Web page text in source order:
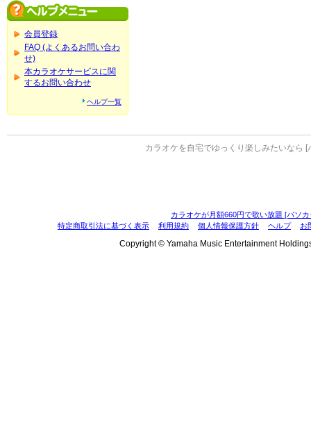
会員登録
FAQ (よくあるお問い合わ
せ)
本カラオケサービスに関
するお問い合わせ
ヘルプ一覧
カラオケを自宅でゆっくり楽しみたいなら [
カラオケが月額660円で歌い放題 [パソ
特定商取引法に基づく表示
利用規約 個人情報保護方針 ヘルプ お
Copyright © Yamaha Music Entertainment